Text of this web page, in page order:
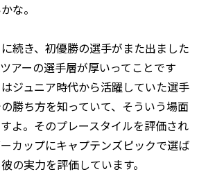
な。
続き、初優勝の選手がまた出ました
アーの選手層が厚いってことです
ジュニア時代から活躍していた選手
勝ち方を知っていて、そういう場面
よ。そのプレースタイルを評価され
カップにキャプテンズピックで選ば
の実力を評価しています。